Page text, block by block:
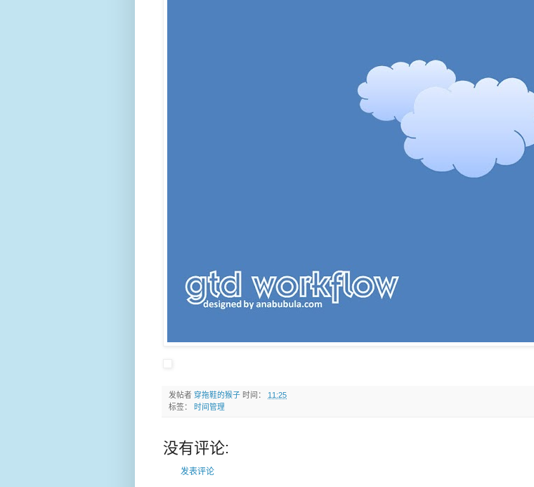
发帖者 穿拖鞋的猴子 时间： 11:25
标签： 时间管理
没有评论:
发表评论